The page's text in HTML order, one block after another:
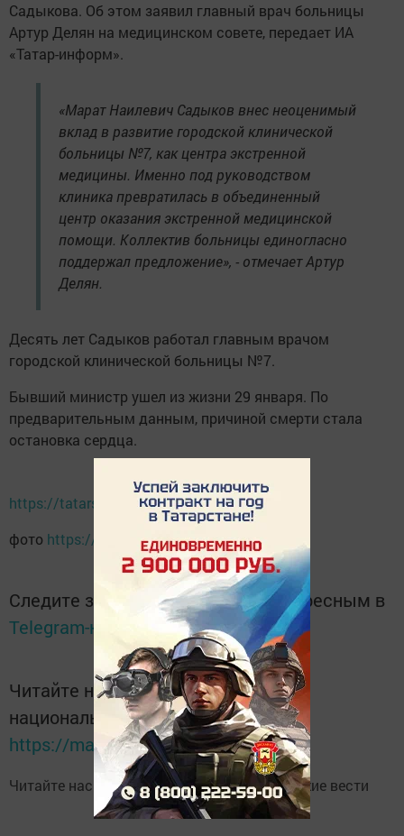
Садыкова. Об этом заявил главный врач больницы
Артур Делян на медицинском совете, передает ИА
«Татар-информ».
«Марат Наилевич Садыков внес неоценимый
вклад в развитие городской клинической
больницы №7, как центра экстренной
медицины. Именно под руководством
клиника превратилась в объединенный
центр оказания экстренной медицинской
помощи. Коллектив больницы единогласно
поддержал предложение», - отмечает Артур
Делян.
Десять лет Садыков работал главным врачом
городской клинической больницы №7.
Бывший министр ушел из жизни 29 января. По
предварительным данным, причиной смерти стала
остановка сердца.
https://tatarstan24.tv/
фото https://tatarstan24.tv/
Следите за самым важным и интересным в
Telegram-каналеТатмедиа
Читайте новости Татарстана в
национальном мессенджере MАХ:
https://max.ru/tatmedia
Читайте нас в Telegram-каналеВысокогорские вести